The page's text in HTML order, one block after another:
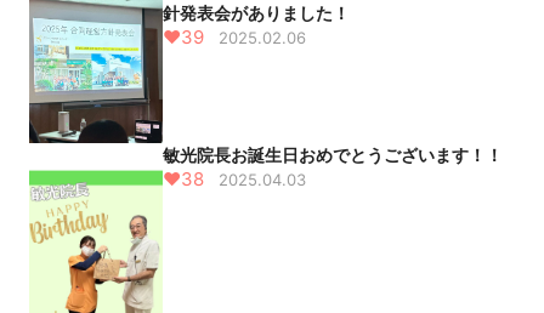
針発表会がありました！
♥39 2025.02.06
敏光院長お誕生日おめでとうございます！！
♥38 2025.04.03